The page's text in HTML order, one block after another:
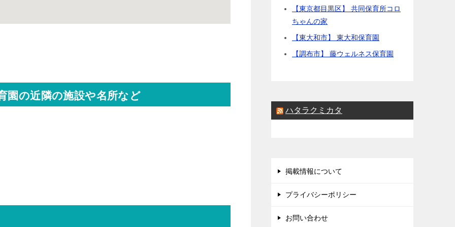
園の近隣の施設や名所など
【東京都目黒区】 共同保育所コロ
ちゃんの家
【東大和市】 東大和保育園
【調布市】 藤ウェルネス保育園
ハタラクミカタ
掲載情報について
プライバシーポリシー
お問い合わせ